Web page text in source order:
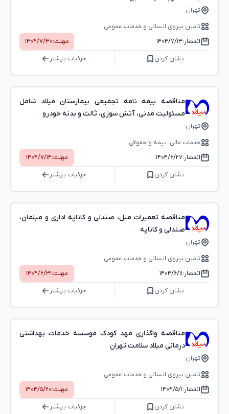
تهران
تامین نیروی انسانی و خدمات عمومی
انتشار:۱۴۰۴/۷/۱۳ مهلت:۱۴۰۴/۷/۳۰
نشان کردن جزئیات بیشتر
مناقصه بیمه نامه تجمیعی بیمارستان میلاد شامل
مسئولیت مدنی، آتش سوزی، ثالث و بدنه خودرو
تهران
خدمات مالی، بیمه و حقوقی
انتشار:۱۴۰۴/۶/۲۷ مهلت:۱۴۰۴/۷/۱۴
نشان کردن جزئیات بیشتر
مناقصه تعمیرات مبل، صندلی و کاناپه اداری و مبلمان،
صندلی و کاناپه
تهران
تامین نیروی انسانی و خدمات عمومی
انتشار:۱۴۰۴/۶/۱۱ مهلت:۱۴۰۴/۶/۳۱
نشان کردن جزئیات بیشتر
مناقصه واگذاری مهد کودک موسسه خدمات بهداشتی
درمانی میلاد سلامت تهران
تهران
تامین نیروی انسانی و خدمات عمومی
انتشار:۱۴۰۴/۵/۱ مهلت:۱۴۰۴/۵/۲۰
نشان کردن جزئیات بیشتر